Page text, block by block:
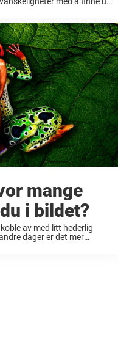
mange
i bildet?
av med litt hederlig
dager er det mer